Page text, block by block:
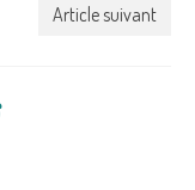
Article suivant